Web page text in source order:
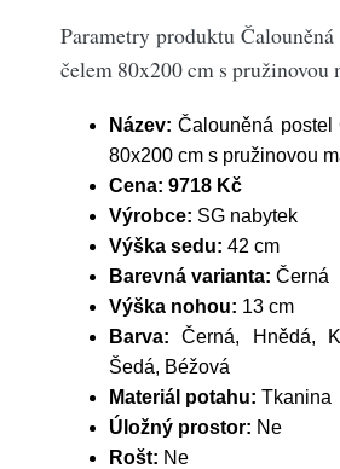
Parametry produktu
čelem 80x200 cm s pružinovou
Název: Čalouněná
80x200 cm s pružinovou
Cena: 9718 Kč
Výrobce: SG nabytek
Výška sedu: 42 cm
Barevná varianta: Černá
Výška nohou: 13 cm
Barva: Černá, Hnědá,
Šedá, Béžová
Materiál potahu: Tkanina
Úložný prostor: Ne
Rošt: Ne